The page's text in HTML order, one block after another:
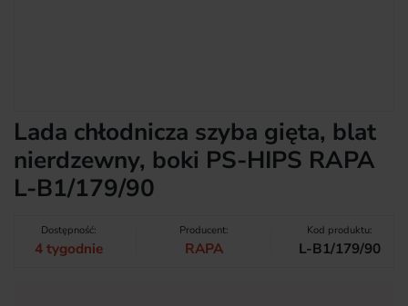
Lada chłodnicza szyba gięta, blat
nierdzewny, boki PS-HIPS RAPA
L-B1/179/90
Dostępność:
4 tygodnie
Producent:
RAPA
Kod produktu:
L-B1/179/90